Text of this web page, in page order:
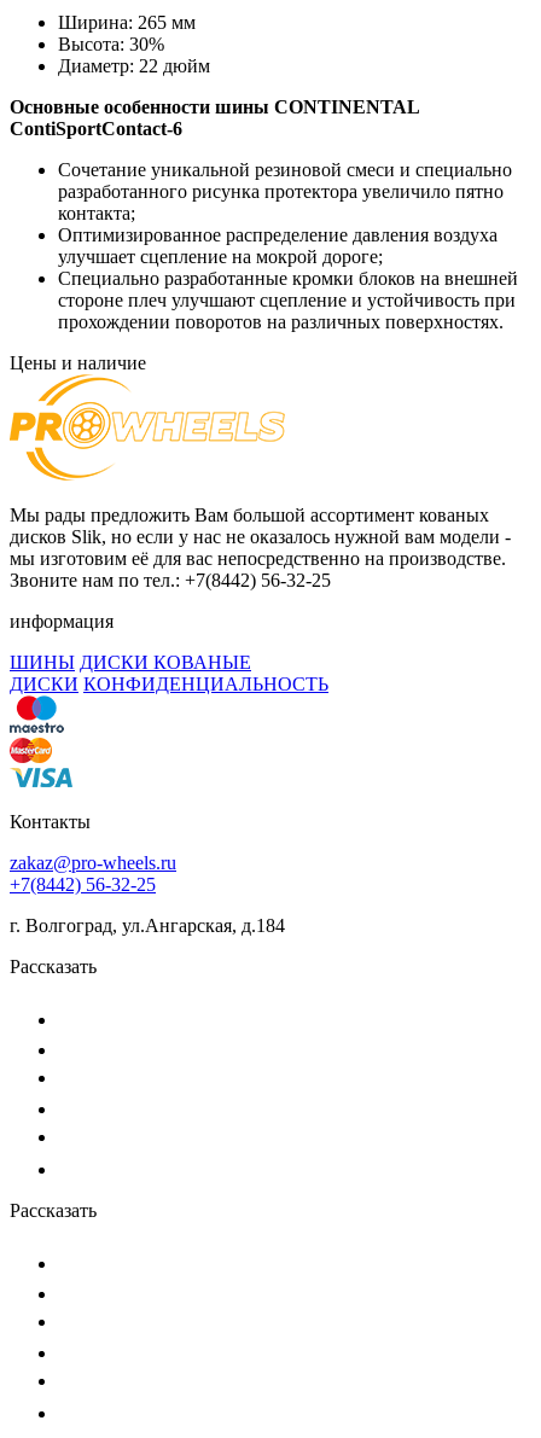
Ширина: 265 мм
Высота: 30%
Диаметр: 22 дюйм
Основные особенности шины CONTINENTAL
ContiSportContact-6
Сочетание уникальной резиновой смеси и специально
разработанного рисунка протектора увеличило пятно
контакта;
Оптимизированное распределение давления воздуха
улучшает сцепление на мокрой дороге;
Специально разработанные кромки блоков на внешней
стороне плеч улучшают сцепление и устойчивость при
прохождении поворотов на различных поверхностях.
Цены и наличие
Мы рады предложить Вам большой ассортимент кованых
дисков Slik, но если у нас не оказалось нужной вам модели -
мы изготовим её для вас непосредственно на производстве.
Звоните нам по тел.: +7(8442) 56-32-25
информация
ШИНЫ ДИСКИ КОВАНЫЕ
ДИСКИ КОНФИДЕНЦИАЛЬНОСТЬ
Контакты
zakaz@pro-wheels.ru
+7(8442) 56-32-25
г. Волгоград, ул.Ангарская, д.184
Рассказать
Рассказать